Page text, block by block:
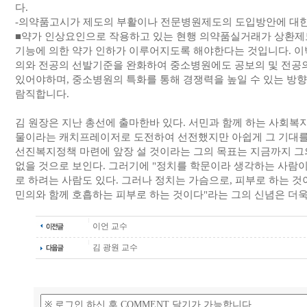
다.
-의약품고시가 제도의 부활이나 전문병원제도의 도입방안에 대
■약가 인상요인으로 작용하고 있는 현행 의약품실거래가 상환
기능에 의한 약가 인하가 이루어지도록 해야한다는 것입니다.
의와 전공의 선발기준을 완화하여 중소병원에도 공보의 및 전
있어야하며, 중소병원의 특화를 통해 경쟁력을 높일 수 있는 방
람직합니다.
김 원장은 지난 총선에 출마한바 있다. 서민과 함께 하는 사회복
물이라는 캐치프레이저로 도전하여 선전했지만 아쉽게 그 기대
선진복지정책 마련에 앞장 설 것이라는 그의 목표는 지금까지
없을 것으로 보인다. 그러기에 "정치를 학문이라 생각하는 사람
로 하려는 사람도 있다. 그러나 정치는 가슴으로, 피부로 하는
민의와 함께 호흡하는 피부로 하는 것이다"라는 그의 신념은 더
이언 교수
김 광원 교수